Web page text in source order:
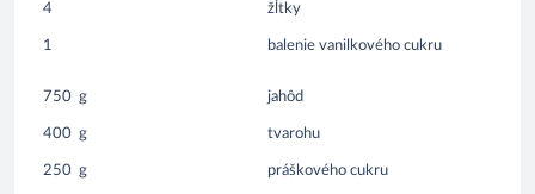
4 žĺtky
1 balenie vanilkového cukru
750 g jahôd
400 g tvarohu
250 g práškového cukru